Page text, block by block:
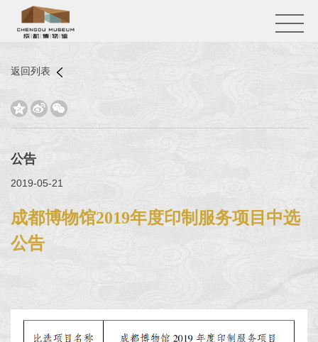
返回列表
  
公告
2019-05-21
成都博物馆2019年度印制服务项目中选
公告